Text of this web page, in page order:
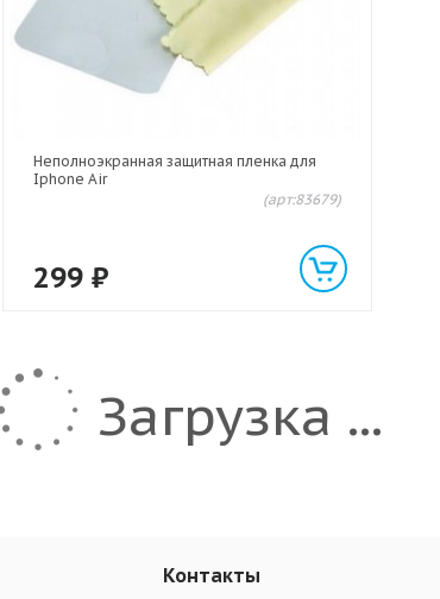
Неполноэкранная защитная пленка для
Iphone Air
(арт:83679)
299 ₽
Загрузка ...
Контакты